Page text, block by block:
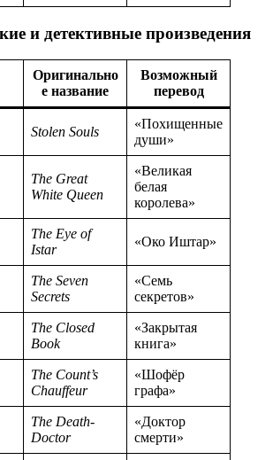
и детективные произведения
Оригинально
е название
Возможный
перевод
Stolen Souls
«Похищенные
души»
The Great
White Queen
«Великая
белая
королева»
The Eye of
Istar
«Око Иштар»
The Seven
Secrets
«Семь
секретов»
The Closed
Book
«Закрытая
книга»
The Count’s
Chauffeur
«Шофёр
графа»
The Death-
Doctor
«Доктор
смерти»